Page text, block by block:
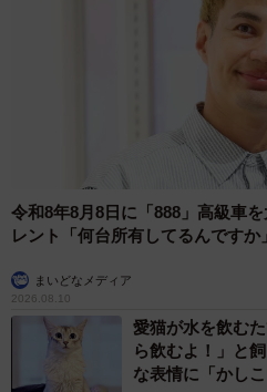
令和8年8月8日に「888」高級車
レント「何台所有してるんですか
まいどなメディア
2026.08.10
愛猫が水を飲む
ら飲むよ！」と
な表情に「かし